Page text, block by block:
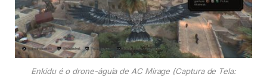
Enkidu é o drone-águia de AC Mirage (Captura de Tela: